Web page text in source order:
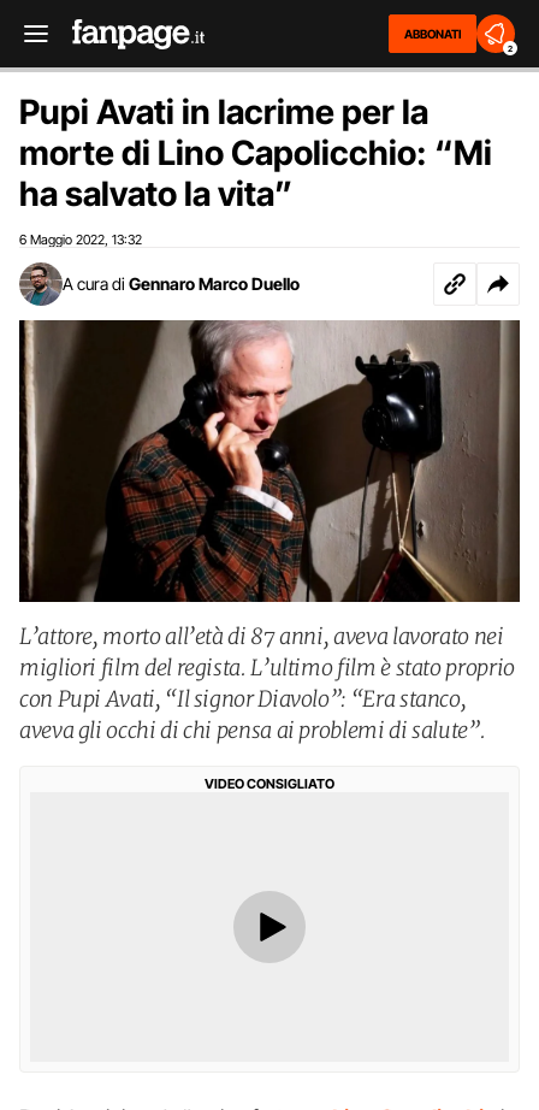
ABBONATI
2
Pupi Avati in lacrime per la
morte di Lino Capolicchio: “Mi
ha salvato la vita”
6 Maggio 2022 13:32
A cura di Gennaro Marco Duello
L’attore, morto all’età di 87 anni, aveva lavorato nei
migliori film del regista. L’ultimo film è stato proprio
con Pupi Avati, “Il signor Diavolo”: “Era stanco,
aveva gli occhi di chi pensa ai problemi di salute”.
VIDEO CONSIGLIATO